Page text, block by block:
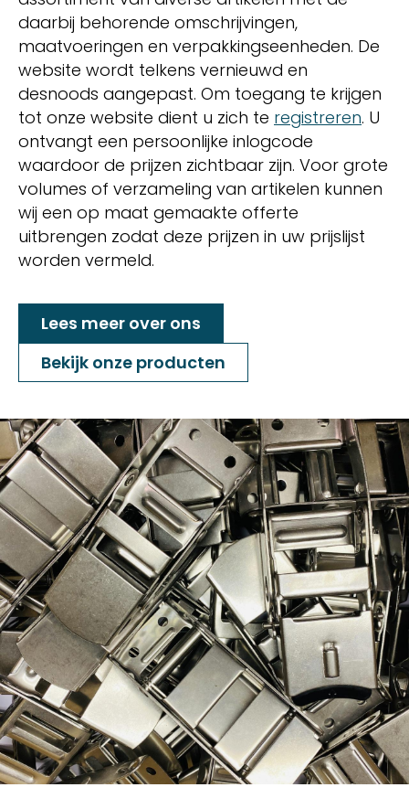
daarbij behorende omschrijvingen,
maatvoeringen en verpakkingseenheden. De
website wordt telkens vernieuwd en
desnoods aangepast. Om toegang te krijgen
tot onze website dient u zich te registreren. U
ontvangt een persoonlijke inlogcode
waardoor de prijzen zichtbaar zijn. Voor grote
volumes of verzameling van artikelen kunnen
wij een op maat gemaakte offerte
uitbrengen zodat deze prijzen in uw prijslijst
worden vermeld.
Lees meer over ons
Bekijk onze producten